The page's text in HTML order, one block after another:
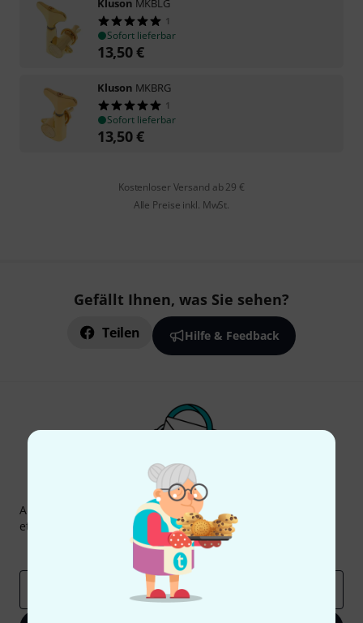
1
Sofort lieferbar
13,50€
Kluson MKBRG
1
Sofort lieferbar
13,50€
Kostenloser Versand ab 29 €
Alle Preise inkl. MwSt.
Gefällt Ihnen, was Sie sehen?
Teilen Hilfe & Feedback
Thomann Newsletter
Abonniere den Thomann Newsletter und gewinne mit
etwas Glück einen von
50 Gutscheinenüber jeweils
Inspirierende Beiträge
Deals